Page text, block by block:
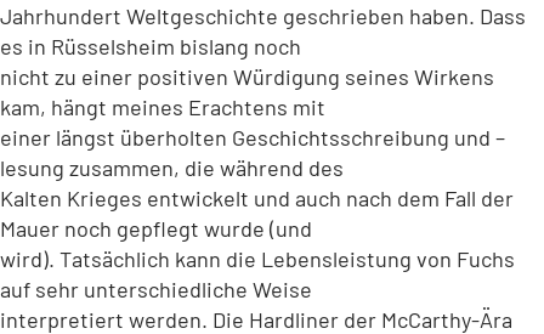
Jahrhundert Weltgeschichte geschrieben haben. Dass
es in Rüsselsheim bislang noch
nicht zu einer positiven Würdigung seines Wirkens
kam, hängt meines Erachtens mit
einer längst überholten Geschichtsschreibung und –
lesung zusammen, die während des
Kalten Krieges entwickelt und auch nach dem Fall der
Mauer noch gepflegt wurde (und
wird). Tatsächlich kann die Lebensleistung von Fuchs
auf sehr unterschiedliche Weise
interpretiert werden. Die Hardliner der McCarthy-Ära